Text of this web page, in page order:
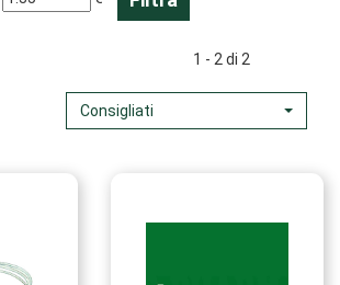
1 - 2 di 2
Consigliati